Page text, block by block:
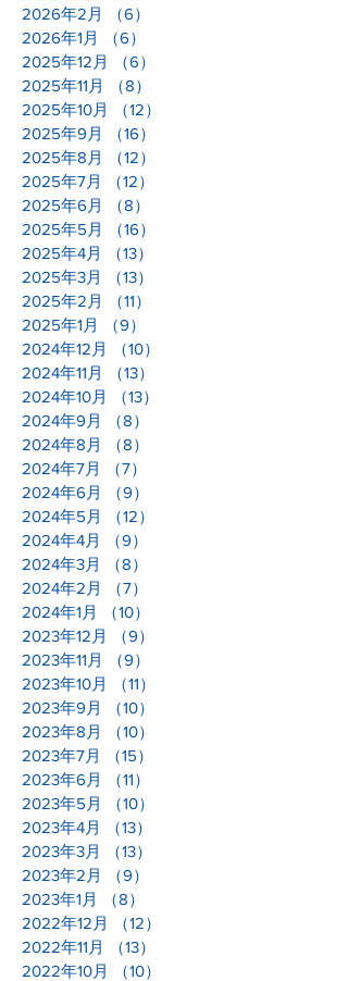
2026年2月
（6）
2026年1月
（6）
2025年12月
（6）
2025年11月
（8）
2025年10月
（12）
2025年9月
（16）
2025年8月
（12）
2025年7月
（12）
2025年6月
（8）
2025年5月
（16）
2025年4月
（13）
2025年3月
（13）
2025年2月
（11）
2025年1月
（9）
2024年12月
（10）
2024年11月
（13）
2024年10月
（13）
2024年9月
（8）
2024年8月
（8）
2024年7月
（7）
2024年6月
（9）
2024年5月
（12）
2024年4月
（9）
2024年3月
（8）
2024年2月
（7）
2024年1月
（10）
2023年12月
（9）
2023年11月
（9）
2023年10月
（11）
2023年9月
（10）
2023年8月
（10）
2023年7月
（15）
2023年6月
（11）
2023年5月
（10）
2023年4月
（13）
2023年3月
（13）
2023年2月
（9）
2023年1月
（8）
2022年12月
（12）
2022年11月
（13）
2022年10月
（10）